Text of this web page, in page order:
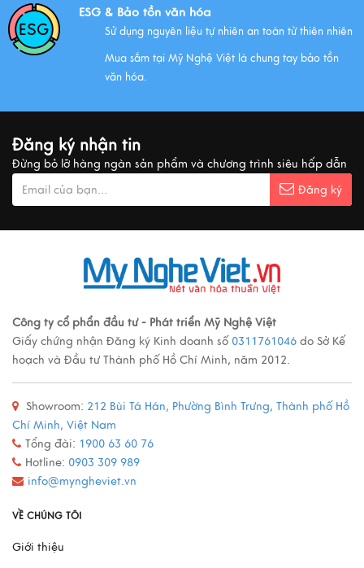
ESG & Bảo tồn văn hóa
Sử dụng nguyên liệu tự nhiên an toàn từ thiên nhiên
Mua sắm tại Mỹ Nghệ Việt là chung tay bảo tồn
văn hóa.
Đăng ký nhận tin
Đừng bỏ lỡ hàng ngàn sản phẩm và chương trình siêu hấp dẫn
Đăng ký
Công ty cổ phẩn đầu tư - Phát triển Mỹ Nghệ Việt
Giấy chứng nhận Đăng ký Kinh doanh số 0311761046 do Sở Kế
hoạch và Đầu tư Thành phố Hồ Chí Minh, năm 2012.
Showroom: 212 Bùi Tá Hán, Phường Bình Trưng, Thành phố Hồ
Chí Minh, Việt Nam
Tổng đài: 1900 63 60 76
Hotline: 0903 309 989
info@myngheviet.vn
VỀ CHÚNG TÔI
Giới thiệu